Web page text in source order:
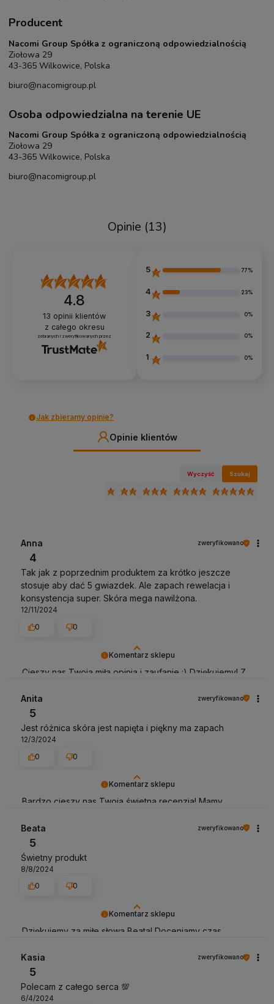
Producent
Nacomi Group Spółka z ograniczoną odpowiedzialnością
Ziołowa 29
43-365 Wilkowice, Polska
biuro@nacomigroup.pl
Osoba odpowiedzialna na terenie UE
Nacomi Group Spółka z ograniczoną odpowiedzialnością
Ziołowa 29
43-365 Wilkowice, Polska
biuro@nacomigroup.pl
Opinie (13)
4.8
13 opinii klientów
z całego okresu
zebranych i zweryfikowanych przez
5 77%
4 23%
3 0%
2 0%
1 0%
Jak zbieramy opinie?
Opinie klientów
Wyczyść Szukaj
Komentarz sklepu
Cieszy nas Twoja miła opinia i zaufanie :) Dziękujemy! Z
Anna zweryfikowano
4
Tak jak z poprzednim produktem za krótko jeszcze
stosuje aby dać 5 gwiazdek. Ale zapach rewelacja i
konsystencja super. Skóra mega nawilżona.
12/11/2024
0
0
Komentarz sklepu
Bardzo cieszy nas Twoja świetna recenzja! Mamy
Anita zweryfikowano
5
Jest różnica skóra jest napięta i piękny ma zapach
12/3/2024
0
0
Komentarz sklepu
Dziękujemy za miłe słowa Beata! Doceniamy czas
doświadczeniem :). Z pozdrowieniami, obsługa sklepu.
Beata zweryfikowano
5
Świetny produkt
8/8/2024
0
0
Kasia zweryfikowano
5
Polecam z całego serca 💯
6/4/2024